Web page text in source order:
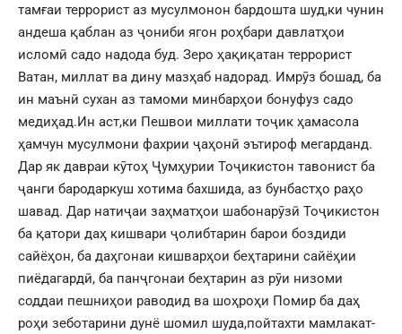
тамғаи террорист аз мусулмонон бардошта шуд,ки чунин
андеша қаблан аз ҷониби ягон роҳбари давлатҳои
исломӣ садо надода буд. Зеро ҳақиқатан террорист
Ватан, миллат ва дину мазҳаб надорад. Имрӯз бошад, ба
ин маънӣ сухан аз тамоми минбарҳои бонуфуз садо
медиҳад.Ин аст,ки Пешвои миллати тоҷик ҳамасола
ҳамчун мусулмони фахрии ҷаҳонӣ эътироф мегарданд.
Дар як давраи кӯтоҳ Ҷумҳурии Тоҷикистон тавонист ба
ҷанги бародаркуш хотима бахшида, аз бунбастҳо раҳо
шавад. Дар натиҷаи заҳматҳои шабонарӯзӣ Тоҷикистон
ба қатори даҳ кишвари ҷолибтарин барои боздиди
сайёҳон, ба даҳгонаи кишварҳои беҳтарини сайёҳии
пиёдагардӣ, ба панҷгонаи беҳтарин аз рӯи низоми
соддаи пешниҳои раводид ва шоҳроҳи Помир ба даҳ
роҳи зеботарини дунё шомил шуда,пойтахти мамлакат-